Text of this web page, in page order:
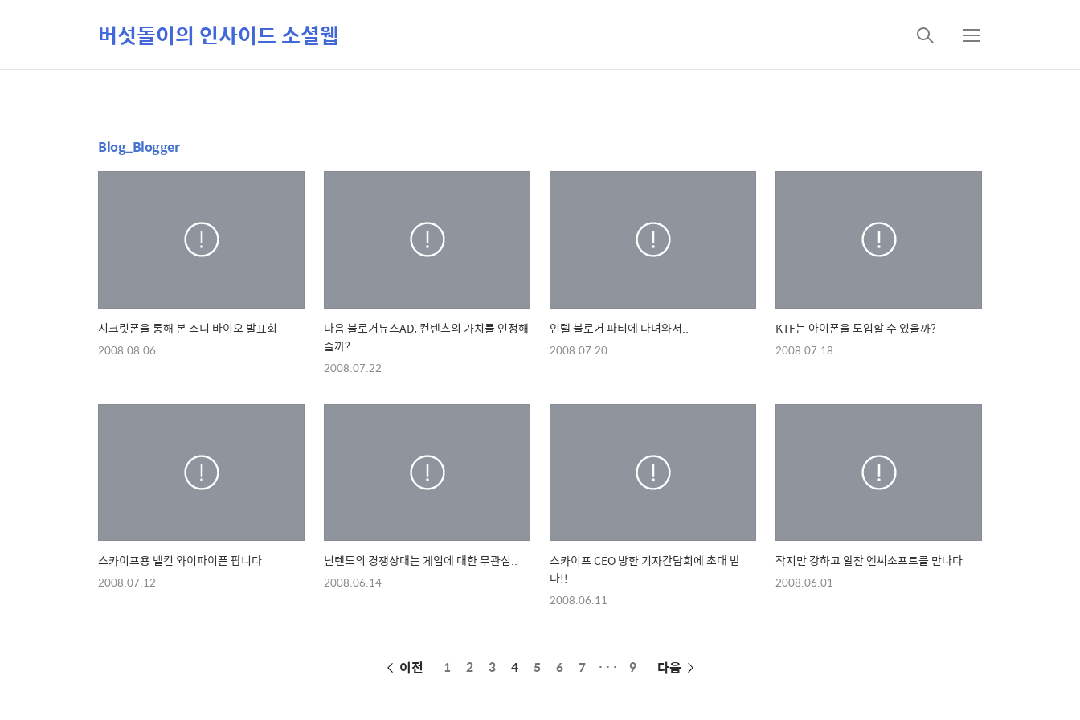
버섯돌이의 인사이드 소셜웹
검
메
Blog_Blogger
시크릿폰을 통해 본 소니 바이오 발표회
2008.08.06
다음 블로거뉴스AD, 컨텐츠의 가치를 인정해
줄까?
2008.07.22
인텔 블로거 파티에 다녀와서..
2008.07.20
KTF는 아이폰을 도입할 수 있을까?
2008.07.18
스카이프용 벨킨 와이파이폰 팝니다
2008.07.12
닌텐도의 경쟁상대는 게임에 대한 무관심..
2008.06.14
스카이프 CEO 방한 기자간담회에 초대 받
다!!
2008.06.11
작지만 강하고 알찬 엔씨소프트를 만나다
2008.06.01
페
이전 1 2 3 4 5 6 7 ··· 9 다음